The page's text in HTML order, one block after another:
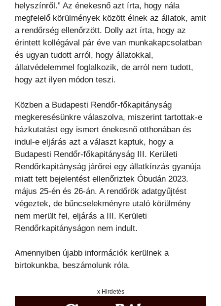
helyszínről.” Az énekesnő azt írta, hogy nála
megfelelő körülmények között élnek az állatok, amit
a rendőrség ellenőrzött. Dolly azt írta, hogy az
érintett kollégával pár éve van munkakapcsolatban
és ugyan tudott arról, hogy állatokkal,
állatvédelemmel foglalkozik, de arról nem tudott,
hogy azt ilyen módon teszi.
Közben a Budapesti Rendőr-főkapitányság
megkeresésünkre válaszolva, miszerint tartottak-e
házkutatást egy ismert énekesnő otthonában és
indul-e eljárás azt a választ kaptuk, hogy a
Budapesti Rendőr-főkapitányság III. Kerületi
Rendőrkapitányság járőrei egy állatkínzás gyanúja
miatt tett bejelentést ellenőriztek Óbudán 2023.
május 25-én és 26-án. A rendőrök adatgyűjtést
végeztek, de bűncselekményre utaló körülmény
nem merült fel, eljárás a III. Kerületi
Rendőrkapitányságon nem indult.
Amennyiben újabb információk kerülnek a
birtokunkba, beszámolunk róla.
x Hirdetés